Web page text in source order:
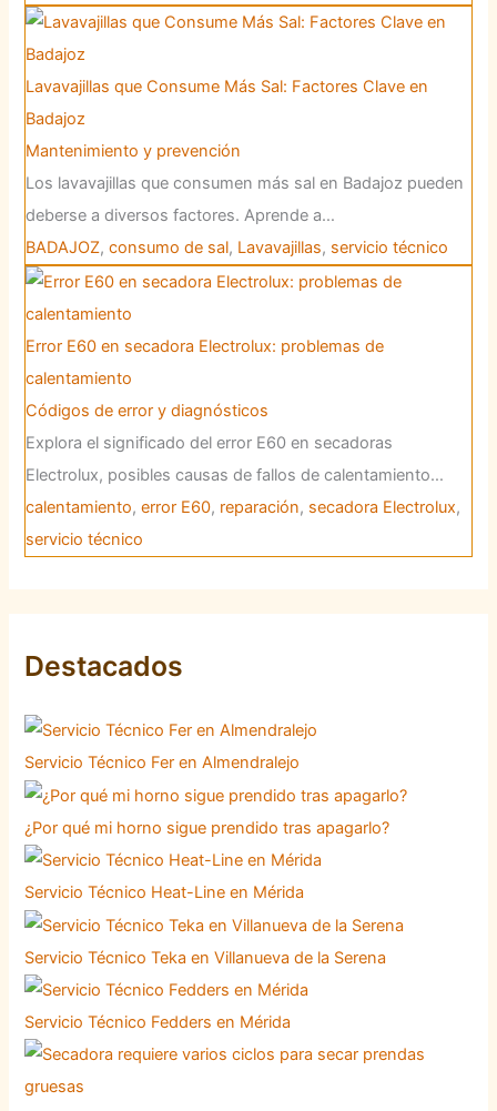
Lavavajillas que Consume Más Sal: Factores Clave en
Badajoz
Mantenimiento y prevención
Los lavavajillas que consumen más sal en Badajoz pueden
deberse a diversos factores. Aprende a…
BADAJOZ,consumo de sal, Lavavajillas, servicio técnico
Error E60 en secadora Electrolux: problemas de
calentamiento
Códigos de error y diagnósticos
Explora el significado del error E60 en secadoras
Electrolux, posibles causas de fallos de calentamiento…
calentamiento,error E60, reparación, secadora Electrolux,
servicio técnico
Destacados
Servicio Técnico Fer en Almendralejo
¿Por qué mi horno sigue prendido tras apagarlo?
Servicio Técnico Heat-Line en Mérida
Servicio Técnico Teka en Villanueva de la Serena
Servicio Técnico Fedders en Mérida